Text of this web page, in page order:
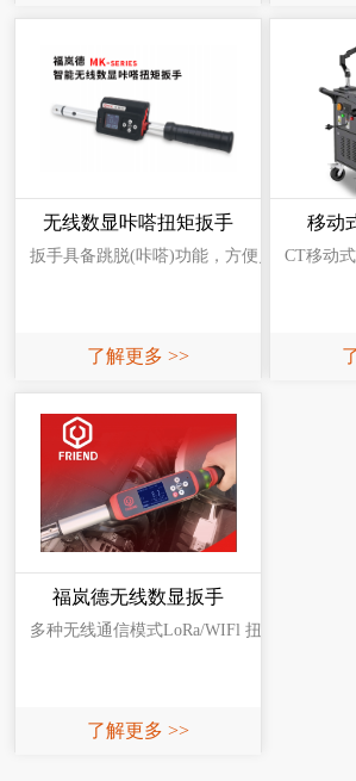
无线数显咔嗒扭矩扳手
扳手具备跳脱(咔嗒)功能，方便员工拧紧操
了解更多 >>
移动
CT移动
福岚德无线数显扳手
多种无线通信模式LoRa/WIFl 扭矩精度士1%
了解更多 >>